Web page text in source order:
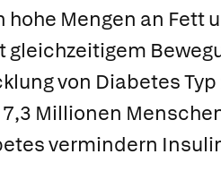
Mengen an Fett
gleichzeitigem
von Diabetes
Millionen
vermindern